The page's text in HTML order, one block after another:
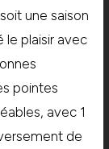
une saison
le plaisir avec
pointes
avec 1
de